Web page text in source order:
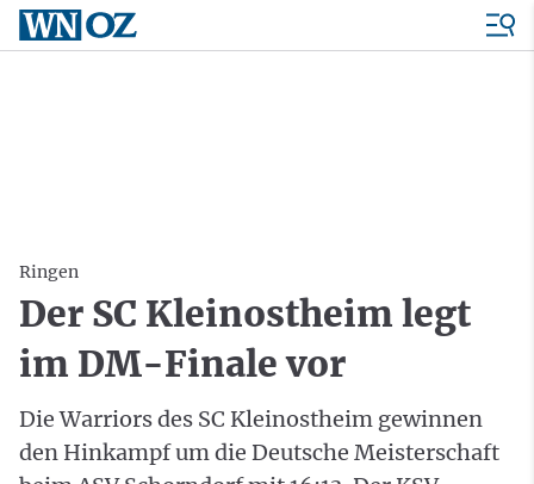
Ringen
Der SC Kleinostheim legt
im DM-Finale vor
Die Warriors des SC Kleinostheim gewinnen
den Hinkampf um die Deutsche Meisterschaft